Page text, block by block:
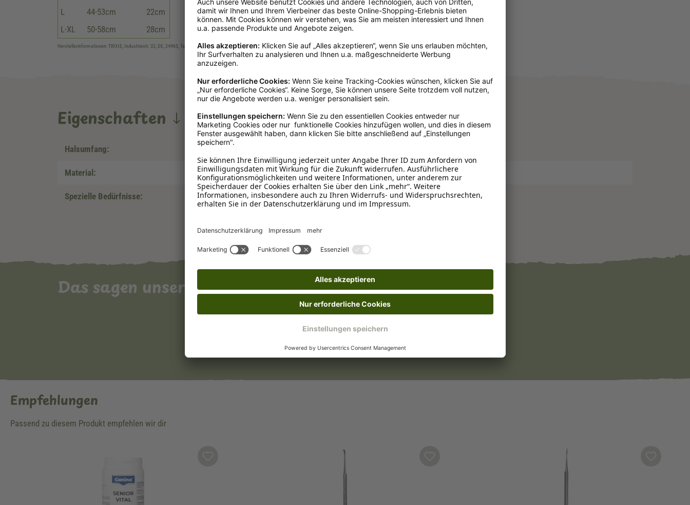
L
44-53cm
22cm
L-XL
50-58cm 28cm
Herstellerinformationen: TRIXIE, Industriestr. 32, DE, 24963, Tarp, verkauf@trixie.de, www.trixie.de
Eigenschaften
Halsumfang:
Material: Kunststoff
Spezielle Bedürfnisse: Wundversorgung
Das sagen unsere Kunden
Empfehlungen
Passend zu diesem Produkt empfehlen wir dir